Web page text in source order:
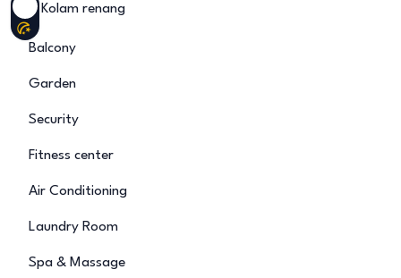
Kolam renang
Balcony
Garden
Security
Fitness center
Air Conditioning
Laundry Room
Spa & Massage